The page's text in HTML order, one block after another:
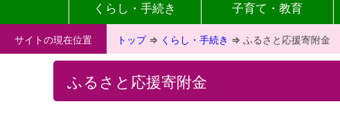
くらし・手続き 子育て・教育
サイトの現在位置 トップ⇒ くらし・手続き ⇒ ふるさと応援寄附金
ふるさと応援寄附金